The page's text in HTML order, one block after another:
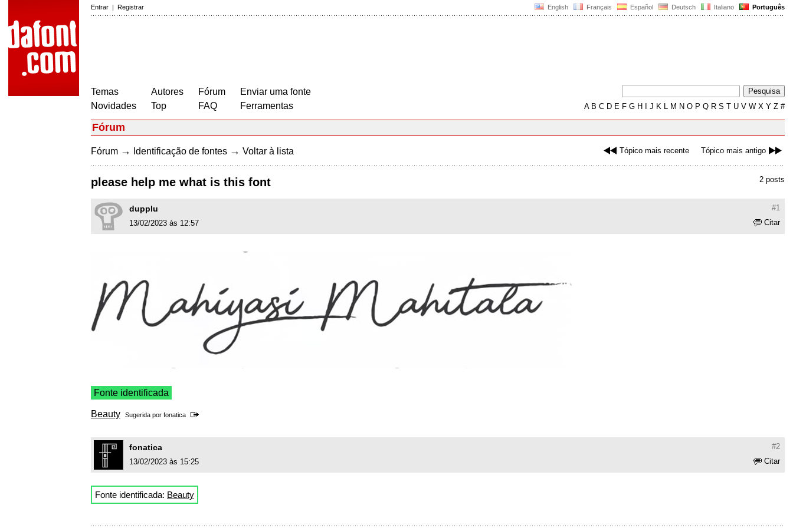
English Français Español Deutsch Italiano Português
Entrar | Registrar
Temas
Novidades
Autores
Top
Fórum
FAQ
Enviar uma fonte
Ferramentas
AB C D E F G H J K L M N O P Q R S T U V W X Y Z #
Fórum
Tópico mais recente Tópico mais antigo
Fórum → Identificação de fontes → Voltar à lista
2 posts
please help me what is this font
#1
dupplu
Citar
13/02/2023 às 12:57
Fonte identificada
Beauty Sugerida por fonatica
#2
fonatica
Citar
13/02/2023 às 15:25
Fonte identificada: Beauty